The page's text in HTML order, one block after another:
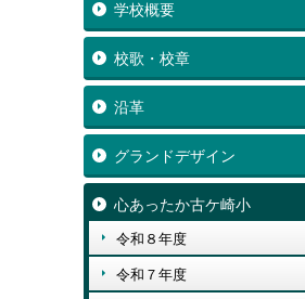
学校概要
校歌・校章
沿革
グランドデザイン
心あったか古ケ崎小
令和８年度
令和７年度